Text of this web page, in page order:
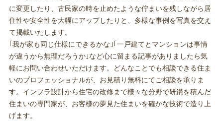
に変更したり、古民家の時を止めたような佇まいを残しながら居
住性や安全性を大幅にアップしたりと、多様な事例を写真を交え
て掲載いたします。
｢我が家も同じ仕様にできるかな｣｢一戸建てとマンションは事情
が違うから無理だろうか｣など心に留まる記事がありましたら気
軽にお問い合わせいただけます。どんなことでも相談できる住ま
いのプロフェッショナルが、お見積り無料にてご相談を承りま
す。インフラ設計から住宅の改修まで様々な分野で研鑽を積んだ
住まいの専門家が、お客様の夢見た住まいを確かな技術で造り上
げます。